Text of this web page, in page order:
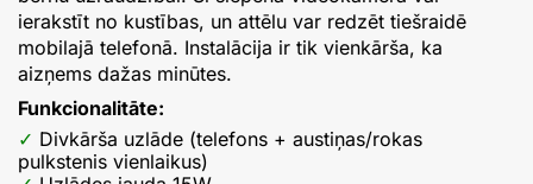
ierakstīt no kustības, un attēlu var redzēt tiešraidē
mobilajā telefonā. Instalācija ir tik vienkārša, ka
aizņems dažas minūtes.
Funkcionalitāte:
Divkārša uzlāde (telefons + austiņas/rokas
pulkstenis vienlaikus)